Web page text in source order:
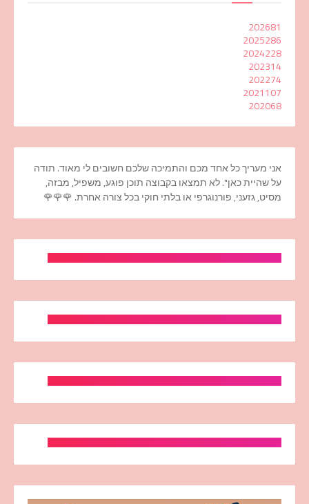
202681
2025286
2024228
202314
202274
2021107
202068
אני מעריך כל אחד מכם והתמיכה שלכם חשובים לי מאוד. תודה
על שהיית כאן". לא תמצאו בקבוצה תוכן פוגע, משפיל, מבזה,
מסיט, גזעני, פורנוגרפי או בלתי חוקי בכל צורה אחרת. 🌹🌹🌹